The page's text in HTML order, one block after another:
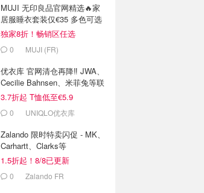
MUJI 无印良品官网精选🔥家
居服睡衣套装仅€35 多色可选
独家8折！畅销区任选
0 MUJI (FR)
优衣库 官网清仓再降‼️ JWA、
Cecilie Bahnsen、米菲兔等联
名
3.7折起 T恤低至€5.9
0 UNIQLO优衣库
Zalando 限时特卖闪促 - MK、
Carhartt、Clarks等
1.5折起！8/8已更新
0 Zalando FR